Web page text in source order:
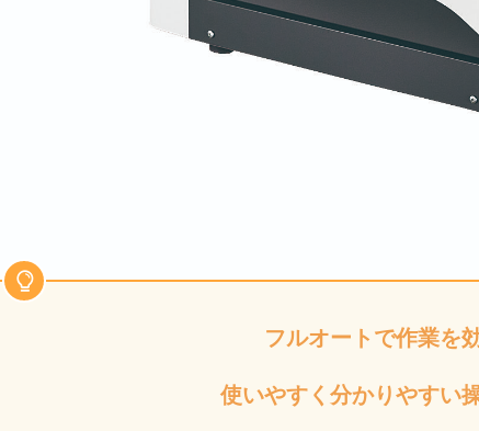
フルオートで作業を
使いやすく分かりやすい